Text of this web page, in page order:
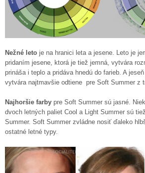
Nežné leto je na hranici leta a jesene. Leto je
pridaním jesene, ktorá je tiež jemná, vytvára
prináša i teplo a pridáva hnedú do farieb. A
vytvára najtmavšie odtiene pre Soft Summer z
Najhoršie farby pre Soft Summer sú jasné.
dvoch letných paliet Cool a Light Summer sú
Summer. Soft Summer zvládne nosiť ďaleko
ostatné letné typy.